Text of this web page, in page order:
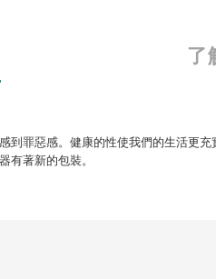
了
到罪惡感。健康的性使我們的生活更
有著新的包裝。